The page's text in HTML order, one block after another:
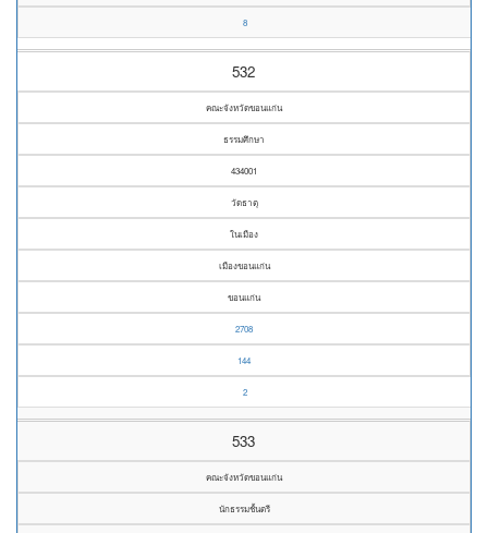
8
532
คณะจังหวัดขอนแก่น
ธรรมศึกษา
434001
วัดธาตุ
ในเมือง
เมืองขอนแก่น
ขอนแก่น
2708
144
2
533
คณะจังหวัดขอนแก่น
นักธรรมชั้นตรี